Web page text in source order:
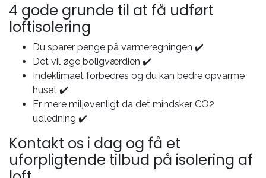
4 gode grunde til at få udført
loftisolering
Du sparer penge på varmeregningen ✔️
Det vil øge boligværdien ✔️
Indeklimaet forbedres og du kan bedre opvarme
huset ✔️
Er mere miljøvenligt da det mindsker CO2
udledning ✔️
Kontakt os i dag og få et
uforpligtende tilbud på isolering af